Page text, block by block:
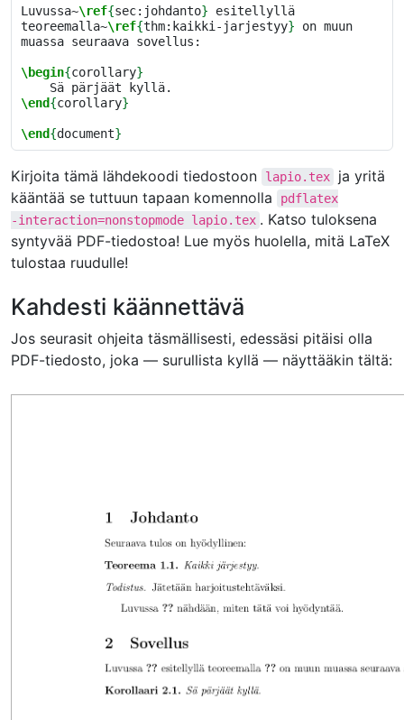
Luvussa~\ref{sec:johdanto} esitellyllä
teoreemalla~\ref{thm:kaikki-jarjestyy} on muun
muassa seuraava sovellus:
\begin{corollary}
\end{corollary}
\end{document}
Kirjoita tämä lähdekoodi tiedostoon lapio.tex
ja yritä
kääntää se tuttuun tapaan komennolla
pdflatex
-interaction=nonstopmode lapio.tex . Katso tuloksena
syntyvää PDF-tiedostoa! Lue myös huolella, mitä LaTeX
tulostaa ruudulle!
Kahdesti käännettävä
Jos seurasit ohjeita täsmällisesti, edessäsi pitäisi olla
PDF-tiedosto, joka — surullista kyllä — näyttääkin tältä: